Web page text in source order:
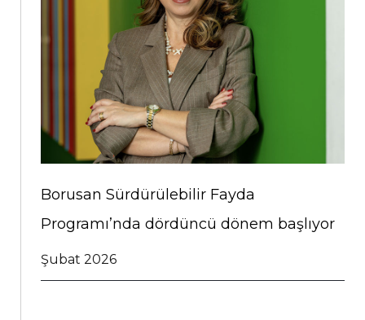
Borusan Sürdürülebilir Fayda
Programı’nda dördüncü dönem başlıyor
Şubat 2026